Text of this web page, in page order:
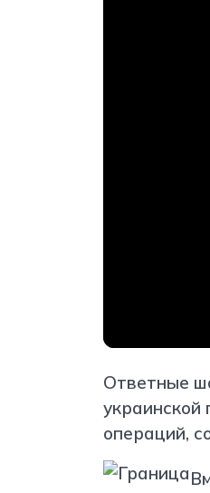
Ответные
операций,